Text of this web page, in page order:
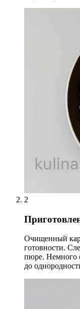
2
Очищенный
готовности.
пюре. Немного
до